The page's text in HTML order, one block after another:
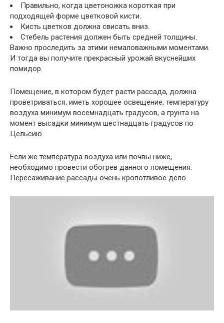
Правильно, когда цветоножка короткая при
подходящей форме цветковой кисти.
Кисть цветков должна свисать вниз.
Стебель растения должен быть средней толщины.
Важно проследить за этими немаловажными моментами.
И тогда вы получите прекрасный урожай вкуснейших
помидор.
Помещение, в котором будет расти рассада, должна
проветриваться, иметь хорошее освещение, температуру
воздуха минимум восемнадцать градусов, а грунта на
момент высадки минимум шестнадцать градусов по
Цельсию.
Если же температура воздуха или почвы ниже,
необходимо провести обогрев данного помещения.
Пересаживание рассады очень кропотливое дело.